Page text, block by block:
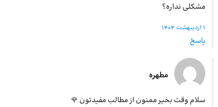
مشکلی نداره؟
1 اردیبهشت 1404
پاسخ
مطهره
سلام وقت بخیر ممنون از مطالب مفیدتون 🌹